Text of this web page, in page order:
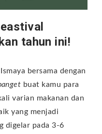
tahun ini!
bersama dengan
buat kamu para
varian makanan dan
yang menjadi
digelar pada 3-6